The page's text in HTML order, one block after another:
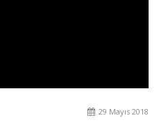
29 Mayıs 2018